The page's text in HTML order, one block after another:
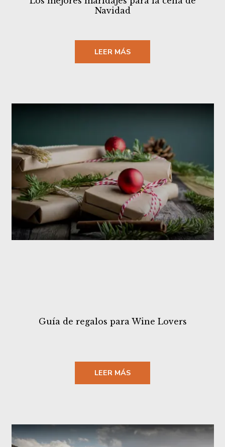
Navidad
LEER MÁS
Guía de regalos para Wine Lovers
LEER MÁS